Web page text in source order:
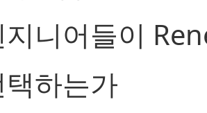
니어들이
택하는가